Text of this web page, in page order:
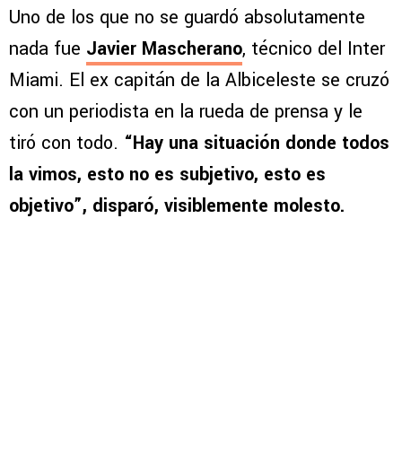
Uno de los que no se guardó absolutamente
nada fue Javier Mascherano, técnico del Inter
Miami. El ex capitán de la Albiceleste se cruzó
con un periodista en la rueda de prensa y le
tiró con todo. “Hay una situación donde todos
la vimos, esto no es subjetivo, esto es
objetivo”, disparó, visiblemente molesto.